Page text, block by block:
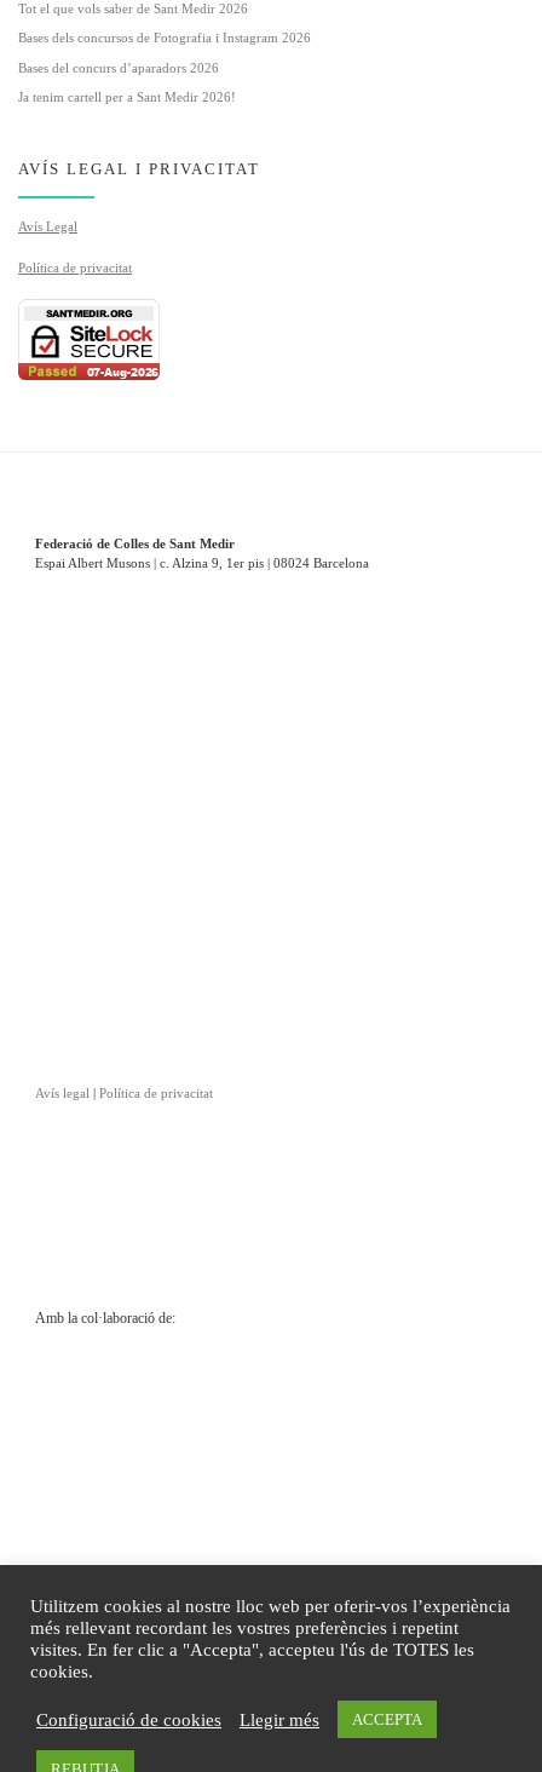
Tot el que vols saber de Sant Medir 2026
Bases dels concursos de Fotografia i Instagram 2026
Bases del concurs d’aparadors 2026
Ja tenim cartell per a Sant Medir 2026!
AVÍS LEGAL I PRIVACITAT
Avís Legal
Política de privacitat
Federació de Colles de Sant Medir
Espai Albert Musons | c. Alzina 9, 1er pis | 08024 Barcelona
Avís legal | Política de privacitat
Amb la col·laboració de:
Tots els drets reservats
Disseny de Mireia Sans
Utilitzem cookies al nostre lloc web per oferir-vos l’experiència
més rellevant recordant les vostres preferències i repetint
visites. En fer clic a "Accepta", accepteu l'ús de TOTES les
cookies.
Configuració de cookies Llegir més ACCEPTA